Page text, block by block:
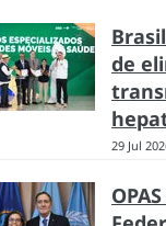
de
29 Jul